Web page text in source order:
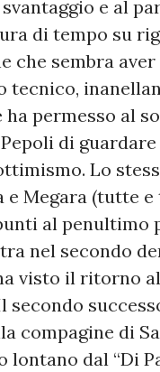
e al
di tempo su
che sembra
tecnico,
permesso al
di
Lo
e Megara (tutte e
al penultimo
nel secondo
visto il ritorno
secondo
compagine di
lontano dal “Di